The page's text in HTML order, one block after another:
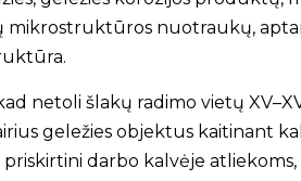
nuotraukų,
netoli šlakų radimo vietų
geležies objektus kaitinant
darbo kalvėje